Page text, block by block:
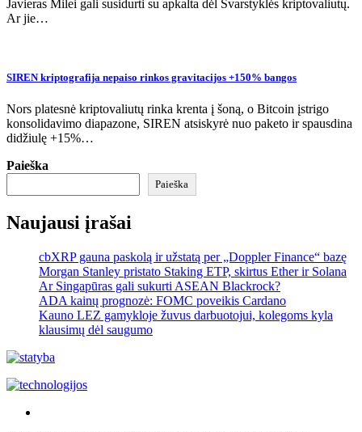
Javieras Milei gali susidurti su apkalta dėl Svarstyklės kriptovaliutų.
Ar jie…
SIREN kriptografija nepaiso rinkos gravitacijos +150% bangos
Nors platesnė kriptovaliutų rinka krenta į šoną, o Bitcoin įstrigo
konsolidavimo diapazone, SIREN atsiskyrė nuo paketo ir spausdina
didžiulę +15%…
Paieška
Paieška
Naujausi įrašai
cbXRP gauna paskolą ir užstatą per „Doppler Finance“ bazę
Morgan Stanley pristato Staking ETP, skirtus Ether ir Solana
Ar Singapūras gali sukurti ASEAN Blackrock?
ADA kainų prognozė: FOMC poveikis Cardano
Kauno LEZ gamykloje žuvus darbuotojui, kolegoms kyla
klausimų dėl saugumo